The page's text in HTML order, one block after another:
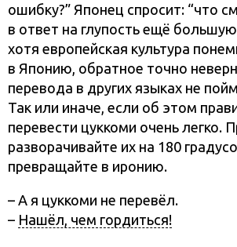
ошибку?” Японец спросит: “что
в ответ на глупость ещё большую
хотя европейская культура
в Японию, обратное точно
перевода в других языках не
Так или иначе, если об этом
перевести цуккоми очень легко.
разворачивайте их на 180
превращайте в иронию.
– А я цуккоми не перевёл.
– Нашёл, чем гордиться!